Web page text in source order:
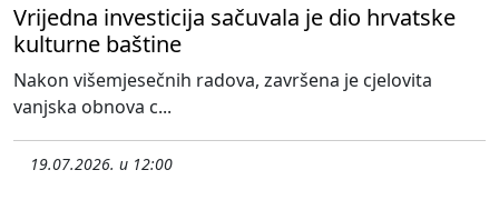
Vrijedna investicija sačuvala je dio hrvatske
kulturne baštine
Nakon višemjesečnih radova, završena je cjelovita
vanjska obnova c...
19.07.2026. u 12:00